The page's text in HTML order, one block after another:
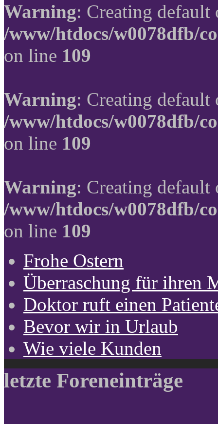
Warning: Creating
/www/htdocs/w0078dfb/
on line 109
Warning: Creating
/www/htdocs/w0078dfb/
on line 109
Warning: Creating
/www/htdocs/w0078dfb/
on line 109
Frohe Ostern
Überraschung für ihren
Doktor ruft einen
Bevor wir in Urlaub
Wie viele Kunden
letzte Foreneinträge